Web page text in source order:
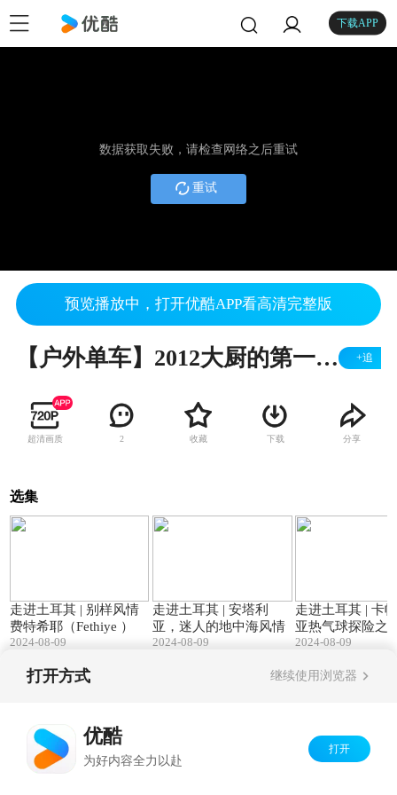
下载APP
数据获取失败，请检查网络之后重试
重试
预览播放中，打开优酷APP看高清完整版
【户外单车】2012大厨的第一次铁三赛 +追
超清画质 2 收藏 下载 分享
选集
走进土耳其 | 别样风情
费特希耶（Fethiye ）
2024-08-09
走进土耳其 | 安塔利
亚，迷人的地中海风情
2024-08-09
走进土耳其 | 卡
亚热气球探险之
2024-08-09
打开方式 继续使用浏览器
优酷
为好内容全力以赴
打开